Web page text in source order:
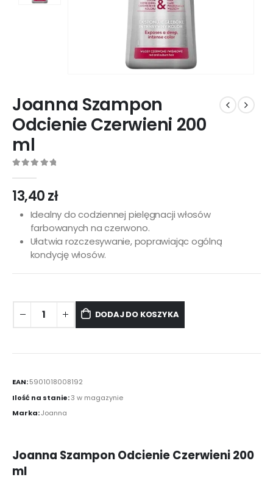
Joanna Szampon
Odcienie Czerwieni 200
ml
13,40zł
Idealny do codziennej pielęgnacji włosów
farbowanych na czerwono.
Ułatwia rozczesywanie, poprawiając ogólną
kondycję włosów.
DODAJ DO KOSZYKA
EAN:5901018008192
Ilość na stanie:3 w magazynie
Marka:Joanna
Joanna Szampon Odcienie Czerwieni 200
ml